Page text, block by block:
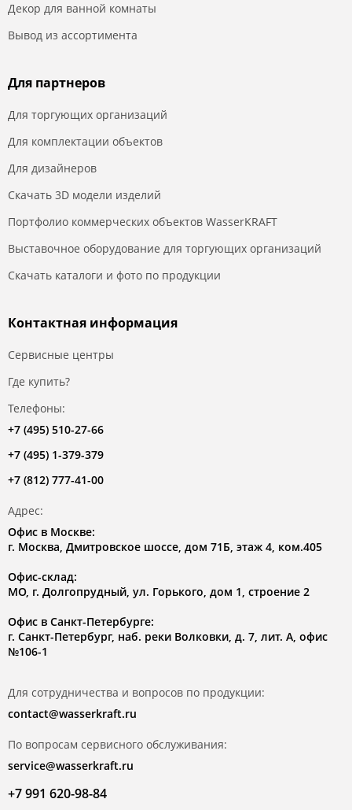
Декор для ванной комнаты
Вывод из ассортимента
Для партнеров
Для торгующих организаций
Для комплектации объектов
Для дизайнеров
Скачать 3D модели изделий
Портфолио коммерческих объектов WasserKRAFT
Выставочное оборудование для торгующих организаций
Скачать каталоги и фото по продукции
Контактная информация
Сервисные центры
Где купить?
Телефоны:
+7 (495) 510-27-66
+7 (495) 1-379-379
+7 (812) 777-41-00
Адрес:
Офис в Москве:
г. Москва, Дмитровское шоссе, дом 71Б, этаж 4, ком.405
Офис-склад:
МО, г. Долгопрудный, ул. Горького, дом 1, строение 2
Офис в Санкт-Петербурге:
г. Санкт-Петербург, наб. реки Волковки, д. 7, лит. А, офис
№106-1
Для сотрудничества и вопросов по продукции:
contact@wasserkraft.ru
По вопросам сервисного обслуживания:
service@wasserkraft.ru
+7 991 620-98-84